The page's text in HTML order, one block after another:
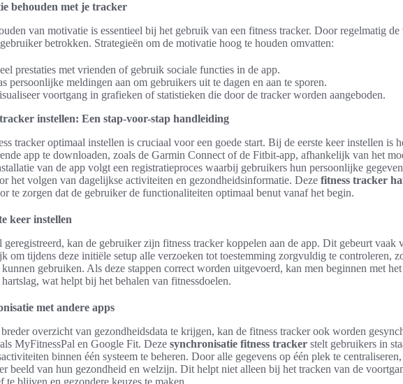
behouden met je tracker
van motivatie is essentieel bij het gebruik van een fitness tracker. Door regelmatig
betrokken. Strategieën om de motivatie hoog te houden omvatten:
prestaties met vrienden of gebruik sociale functies in de app.
persoonlijke meldingen aan om gebruikers uit te dagen en aan te sporen.
voortgang in grafieken of statistieken die door de tracker worden aangeboden.
instellen: Een stap-voor-stap handleiding
tracker optimaal instellen is cruciaal voor een goede start. Bij de eerste keer instellen is
app te downloaden, zoals de Garmin Connect of de Fitbit-app, afhankelijk van het
van de app volgt een registratieproces waarbij gebruikers hun persoonlijke
het volgen van dagelijkse activiteiten en gezondheidsinformatie. Deze fitness tracker
te zorgen dat de gebruiker de functionaliteiten optimaal benut vanaf het begin.
keer instellen
geregistreerd, kan de gebruiker zijn fitness tracker koppelen aan de app. Dit gebeurt vaak
om tijdens deze initiële setup alle verzoeken tot toestemming zorgvuldig te controleren,
gebruiken. Als deze stappen correct worden uitgevoerd, kan men beginnen met
hartslag, wat helpt bij het behalen van fitnessdoelen.
met andere apps
overzicht van gezondheidsdata te krijgen, kan de fitness tracker ook worden
MyFitnessPal en Google Fit. Deze synchronisatie fitness tracker stelt gebruikers in
binnen één systeem te beheren. Door alle gegevens op één plek te
beeld van hun gezondheid en welzijn. Dit helpt niet alleen bij het tracken van de